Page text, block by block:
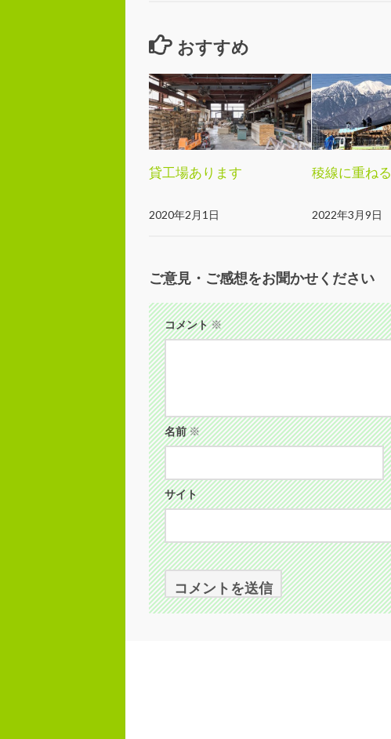
おすすめ
貸工場あります
2020年2月1日
稜線に重ねる
2022年3月9日
ご意見・ご感想をお聞かせください
コメント※
名前※
サイト